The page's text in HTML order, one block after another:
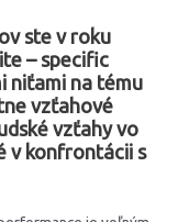
ste v roku
– specific
niťami na tému
vzťahové
vzťahy vo
v konfrontácii s